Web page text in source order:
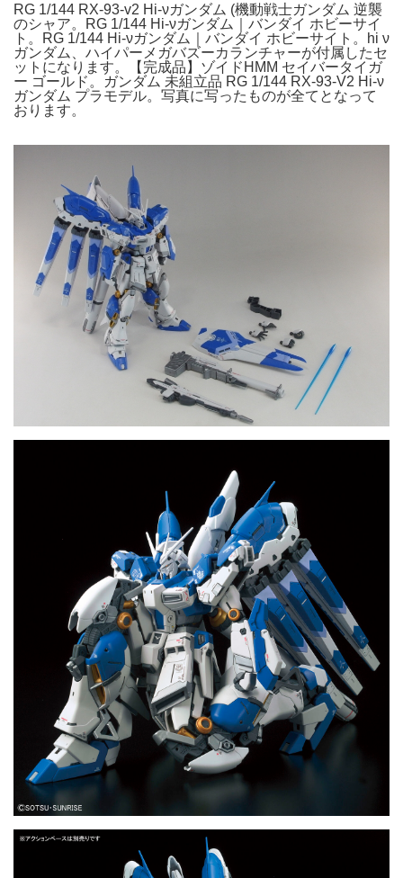
RG 1/144 RX-93-v2 Hi-νガンダム (機動戦士ガンダム 逆襲
のシャア。RG 1/144 Hi-νガンダム｜バンダイ ホビーサイ
ト。RG 1/144 Hi-νガンダム｜バンダイ ホビーサイト。hi ν
ガンダム、ハイパーメガバズーカランチャーが付属したセ
ットになります。【完成品】ゾイドHMM セイバータイガ
ー ゴールド。ガンダム 未組立品 RG 1/144 RX-93-V2 Hi-ν
ガンダム プラモデル。写真に写ったものが全てとなって
おります。